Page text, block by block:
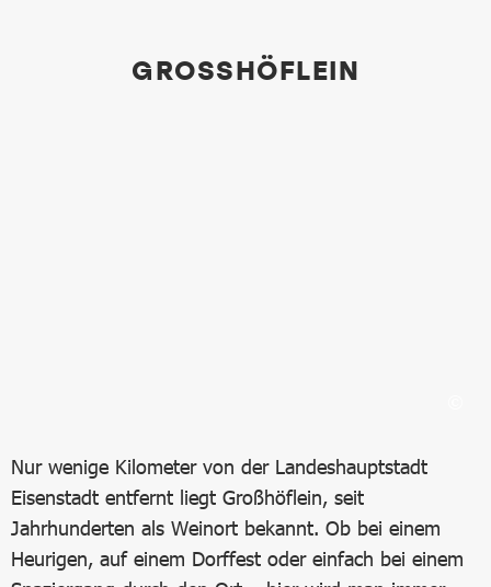
GROSSHÖFLEIN
Nur wenige Kilometer von der Landeshauptstadt
Eisenstadt entfernt liegt Großhöflein, seit
Jahrhunderten als Weinort bekannt. Ob bei einem
Heurigen, auf einem Dorffest oder einfach bei einem